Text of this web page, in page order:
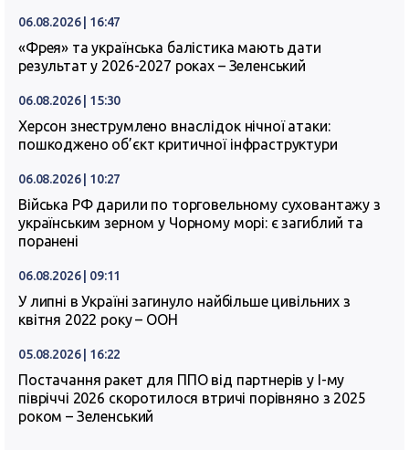
06.08.2026 | 16:47
«Фрея» та українська балістика мають дати
результат у 2026-2027 роках – Зеленський
06.08.2026 | 15:30
Херсон знеструмлено внаслідок нічної атаки:
пошкоджено об’єкт критичної інфраструктури
06.08.2026 | 10:27
Війська РФ дарили по торговельному суховантажу з
українським зерном у Чорному морі: є загиблий та
поранені
06.08.2026 | 09:11
У липні в Україні загинуло найбільше цивільних з
квітня 2022 року – ООН
05.08.2026 | 16:22
Постачання ракет для ППО від партнерів у I-му
півріччі 2026 скоротилося втричі порівняно з 2025
роком – Зеленський